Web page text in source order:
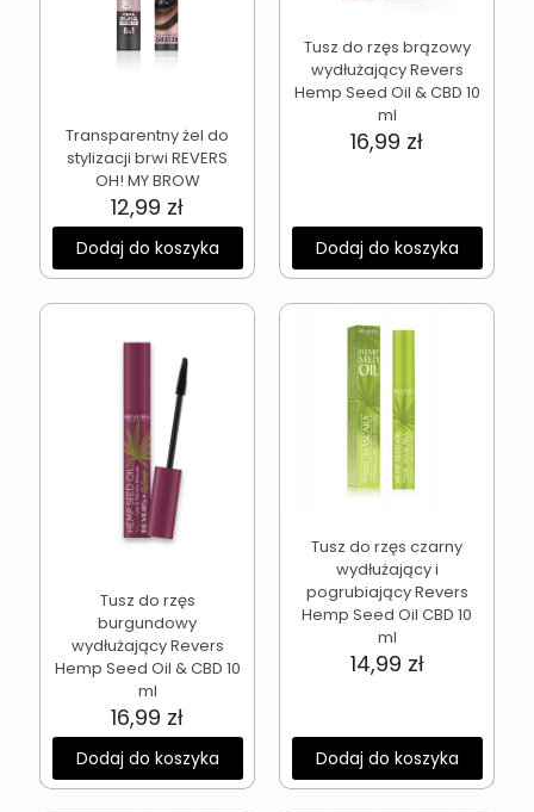
Transparentny żel do
stylizacji brwi REVERS
OH! MY BROW
12,99 zł
Dodaj do koszyka
Tusz do rzęs brązowy
wydłużający Revers
Hemp Seed Oil & CBD 10
ml
16,99 zł
Dodaj do koszyka
Tusz do rzęs
burgundowy
wydłużający Revers
Hemp Seed Oil & CBD 10
ml
16,99 zł
Dodaj do koszyka
Tusz do rzęs czarny
wydłużający i
pogrubiający Revers
Hemp Seed Oil CBD 10
ml
14,99 zł
Dodaj do koszyka